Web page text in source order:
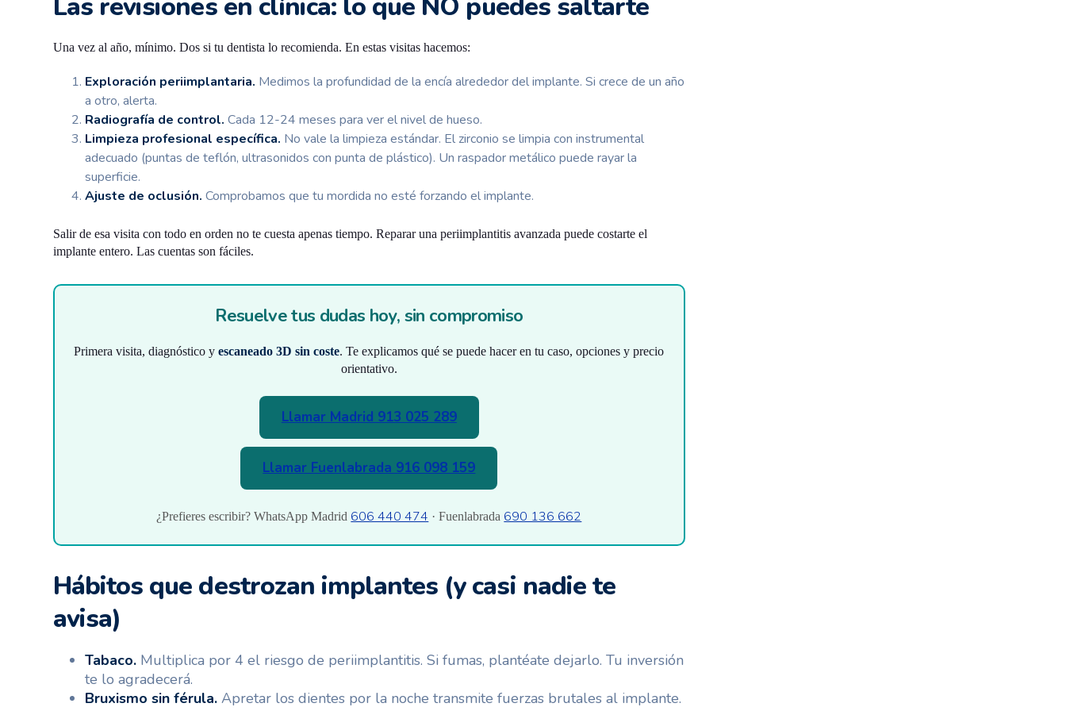
Una vez al año, mínimo. Dos si tu dentista lo recomienda. En estas visitas hacemos:
Exploración periimplantaria. Medimos la profundidad de la encía alrededor del implante. Si crece de un año
a otro, alerta.
Radiografía de control. Cada 12-24 meses para ver el nivel de hueso.
Limpieza profesional específica. No vale la limpieza estándar. El zirconio se limpia con instrumental
adecuado (puntas de teflón, ultrasonidos con punta de plástico). Un raspador metálico puede rayar la
superficie.
Ajuste de oclusión. Comprobamos que tu mordida no esté forzando el implante.
Salir de esa visita con todo en orden no te cuesta apenas tiempo. Reparar una periimplantitis avanzada puede costarte el
implante entero. Las cuentas son fáciles.
Resuelve tus dudas hoy, sin compromiso
Primera visita, diagnóstico yescaneado 3D sin coste. Te explicamos qué se puede hacer en tu caso, opciones y precio
orientativo.
Llamar Madrid 913 025 289
Llamar Fuenlabrada 916 098 159
¿Prefieres escribir? WhatsApp Madrid 606 440 474 · Fuenlabrada 690 136 662
Hábitos que destrozan implantes (y casi nadie te
avisa)
Tabaco. Multiplica por 4 el riesgo de periimplantitis. Si fumas, plantéate dejarlo. Tu inversión
te lo agradecerá.
Bruxismo sin férula. Apretar los dientes por la noche transmite fuerzas brutales al implante.